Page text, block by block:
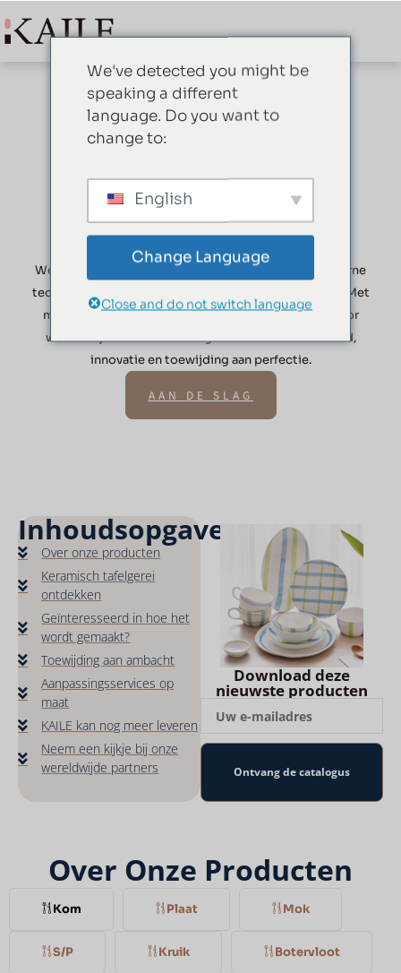
Uw favoriete
12 jaar uitmuntend
vakmanschap
We combineren traditioneel vakmanschap met moderne
technologie om servies van hoge kwaliteit te leveren. Met
meer dan tien jaar ervaring worden we vertrouwd door
wereldwijde merken vanwege onze betrouwbaarheid,
innovatie en toewijding aan perfectie.
AAN DE SLAG
Inhoudsopgave
Over onze producten
Keramisch tafelgerei
ontdekken
Geïnteresseerd in hoe het
wordt gemaakt?
Toewijding aan ambacht
Aanpassingsservices op
maat
KAILE kan nog meer leveren
Neem een kijkje bij onze
wereldwijde partners
Download deze
nieuwste producten
Ontvang de catalogus
Over Onze Producten
Kom Plaat Mok
S/P Kruik Botervloot
We've detected you might be
speaking a different
language. Do you want to
change to:
English
Change Language
Close and do not switch language